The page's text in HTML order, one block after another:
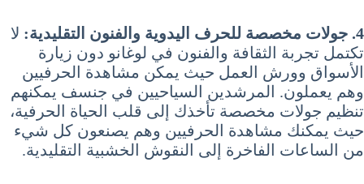
4. جولات مخصصة للحرف اليدوية والفنون التقليدية:
لا
تكتمل تجربة الثقافة والفنون في لوغانو دون زيارة
الأسواق وورش العمل حيث يمكن مشاهدة الحرفيين
وهم يعملون. المرشدين السياحيين في جنسف يمكنهم
تنظيم جولات مخصصة تأخذك إلى قلب الحياة الحرفية،
حيث يمكنك مشاهدة الحرفيين وهم يصنعون كل شيء
من الساعات الفاخرة إلى النقوش الخشبية التقليدية.